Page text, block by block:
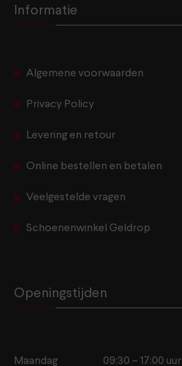
Informatie
Algemene voorwaarden
Privacy Policy
Levering en retour
Online bestellen en betalen
Veelgestelde vragen
Schoenenwinkel Geldrop
Openingstijden
Maandag 09:30 – 17:00 uur